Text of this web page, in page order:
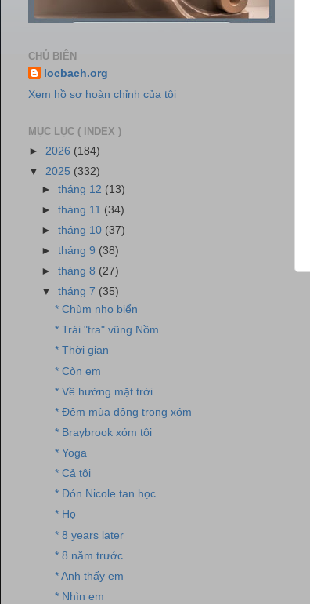
CHỦ BIÊN
locbach.org
Xem hồ sơ hoàn chỉnh của tôi
MỤC LỤC ( INDEX )
► 2026 (184)
▼ 2025 (332)
►tháng 12 (13)
►tháng 11 (34)
►tháng 10 (37)
►tháng 9 (38)
►tháng 8 (27)
▼tháng 7 (35)
* Chùm nho biển
* Trái "tra" vũng Nồm
* Thời gian
* Còn em
* Về hướng mặt trời
* Đêm mùa đông trong xóm
* Braybrook xóm tôi
* Yoga
* Cả tôi
* Đón Nicole tan học
* Họ
* 8 years later
* 8 năm trước
* Anh thấy em
* Nhìn em